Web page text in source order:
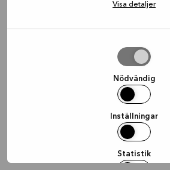
Visa detaljer
Nödvändig
Inställningar
Statistik